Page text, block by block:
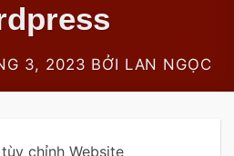
3, 2023 BỞI LAN NGỌC
chỉnh Website